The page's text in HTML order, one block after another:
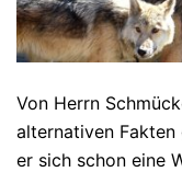
Von Herrn
alternativen
er sich schon eine